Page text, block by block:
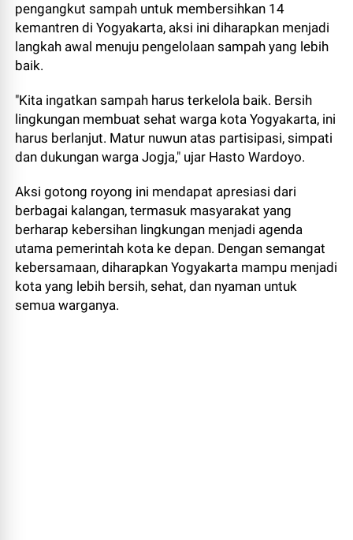
pengangkut sampah untuk membersihkan 14
kemantren di Yogyakarta, aksi ini diharapkan menjadi
langkah awal menuju pengelolaan sampah yang lebih
baik.
"Kita ingatkan sampah harus terkelola baik. Bersih
lingkungan membuat sehat warga kota Yogyakarta, ini
harus berlanjut. Matur nuwun atas partisipasi, simpati
dan dukungan warga Jogja," ujar Hasto Wardoyo.
Aksi gotong royong ini mendapat apresiasi dari
berbagai kalangan, termasuk masyarakat yang
berharap kebersihan lingkungan menjadi agenda
utama pemerintah kota ke depan. Dengan semangat
kebersamaan, diharapkan Yogyakarta mampu menjadi
kota yang lebih bersih, sehat, dan nyaman untuk
semua warganya.